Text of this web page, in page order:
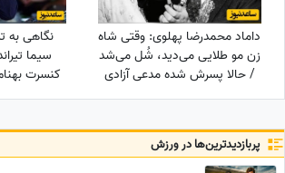
داماد محمدرضا پهلوی: وقتی شاه
زن مو طلایی می‌دید، شُل می‌شد
/ حالا پسرش شده مدعی آزادی
زنان!!!
نگاهی به
سیما
کنسرت
که همه
پربازدید‌ترین‌ها در ورزش